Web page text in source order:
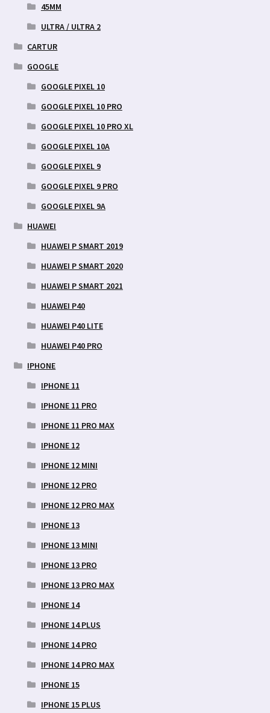
45MM
ULTRA / ULTRA 2
CARTUR
GOOGLE
GOOGLE PIXEL 10
GOOGLE PIXEL 10 PRO
GOOGLE PIXEL 10 PRO XL
GOOGLE PIXEL 10A
GOOGLE PIXEL 9
GOOGLE PIXEL 9 PRO
GOOGLE PIXEL 9A
HUAWEI
HUAWEI P SMART 2019
HUAWEI P SMART 2020
HUAWEI P SMART 2021
HUAWEI P40
HUAWEI P40 LITE
HUAWEI P40 PRO
IPHONE
IPHONE 11
IPHONE 11 PRO
IPHONE 11 PRO MAX
IPHONE 12
IPHONE 12 MINI
IPHONE 12 PRO
IPHONE 12 PRO MAX
IPHONE 13
IPHONE 13 MINI
IPHONE 13 PRO
IPHONE 13 PRO MAX
IPHONE 14
IPHONE 14 PLUS
IPHONE 14 PRO
IPHONE 14 PRO MAX
IPHONE 15
IPHONE 15 PLUS